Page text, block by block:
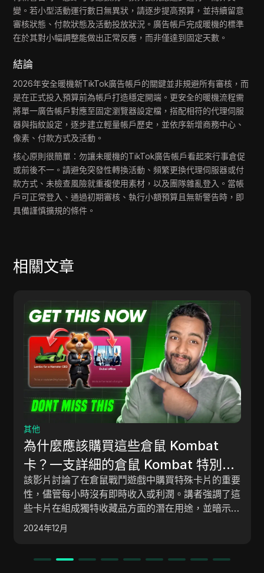
變。若小型活動運行數日無異狀，請逐步提高預算，並持續留意
審核狀態、付款狀態及活動投放狀況。廣告帳戶完成暖機的標準
在於其對小幅調整能做出正常反應，而非僅達到固定天數。
結論
2026年安全暖機新TikTok廣告帳戶的關鍵並非規避所有審核，而
是在正式投入預算前為帳戶打造穩定開端。更安全的暖機流程需
將單一廣告帳戶對應至固定瀏覽器設定檔，搭配相符的代理伺服
器與指紋設定，逐步建立輕量帳戶歷史，並依序新增商務中心、
像素、付款方式及活動。
核心原則很簡單：勿讓未暖機的TikTok廣告帳戶看起來行事倉促
或前後不一。請避免突發性轉換活動、頻繁更換代理伺服器或付
款方式、未檢查風險就重複使用素材，以及團隊雜亂登入。當帳
戶可正常登入、通過初期審核、執行小額預算且無新警告時，即
具備謹慎擴規的條件。
相關文章
網賺
10 個在家工作，每天賺取 100 美元或
更多的在線工作！
這篇文章探討了十種有效的在線收入產生方法，這些
方法可以幫助個人每天在家賺取100美元或更多。 它
涵蓋了如聊天客服代表、部落格寫作、轉錄服務、翻
轉數位房地產、虛擬助理、Shopify商店創建者、
YouTube頻道、在線輔導、自由職業和中介等角
2025年2月